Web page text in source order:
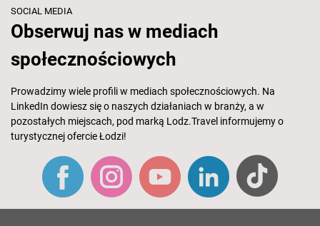
SOCIAL MEDIA
Obserwuj nas w mediach
społecznościowych
Prowadzimy wiele profili w mediach społecznościowych. Na
LinkedIn dowiesz się o naszych działaniach w branży, a w
pozostałych miejscach, pod marką Lodz.Travel informujemy o
turystycznej ofercie Łodzi!